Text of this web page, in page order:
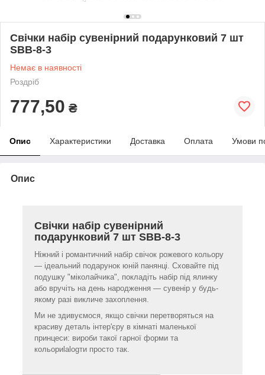
Свічки набір сувенірний подарунковий 7 шт
SBB-8-3
Немає в наявності
Роздріб
777,50 ₴
Опис Характеристики Доставка Оплата Умови
Опис
Свічки набір сувенірний
подарунковий 7 шт SBB-8-3
Ніжний і романтичний набір свічок рожевого кольору
— ідеальний подарунок юній панянці. Сховайте під
подушку "міколайчика", покладіть набір під ялинку
або вручіть на день народження — сувенір у будь-
якому разі викличе захоплення.
Ми не здивуємося, якщо свічки перетворяться на
красиву деталь інтер'єру в кімнаті маленької
принцеси: вироби такої гарної форми та
кольориlalogти просто так.